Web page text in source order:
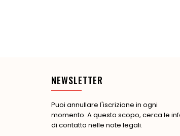
NEWSLETTER
Puoi annullare l'iscrizione in ogni
momento. A questo scopo, cerca le
di contatto nelle note legali.